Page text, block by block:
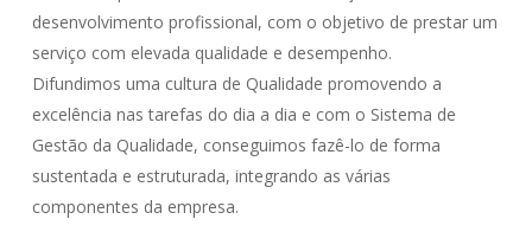
desenvolvimento profissional, com o objetivo de prestar um
serviço com elevada qualidade e desempenho.
Difundimos uma cultura de Qualidade promovendo a
excelência nas tarefas do dia a dia e com o Sistema de
Gestão da Qualidade, conseguimos fazê-lo de forma
sustentada e estruturada, integrando as várias
componentes da empresa.